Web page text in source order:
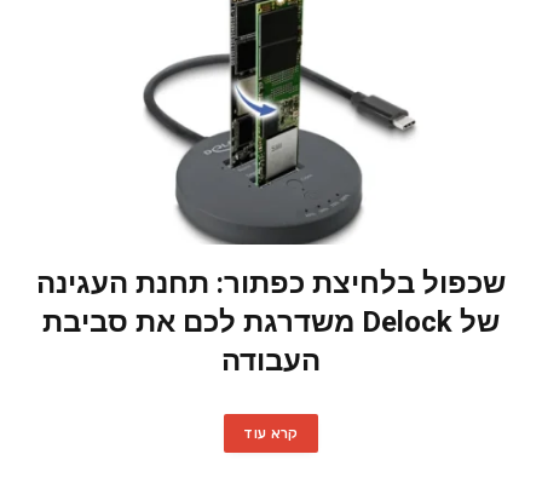
שכפול בלחיצת כפתור: תחנת העגינה
של Delock משדרגת לכם את סביבת
העבודה
קרא עוד